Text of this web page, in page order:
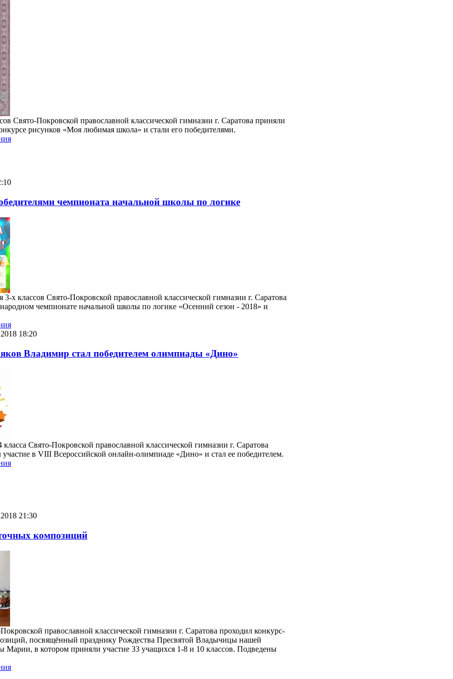
Свято-Покровской православной классической гимназии г. Саратова приняли
рисунков «Моя любимая школа» и стали его победителями.
чемпионата начальной школы по логике
3-х классов Свято-Покровской православной классической гимназии г. Саратова
чемпионате начальной школы по логике «Осенний сезон - 2018» и
18:20
Владимир стал победителем олимпиады «Дино»
Свято-Покровской православной классической гимназии г. Саратова
в VIII Всероссийской онлайн-олимпиаде «Дино» и стал ее победителем.
21:30
композиций
православной классической гимназии г. Саратова проходил конкурс-
посвящённый празднику Рождества Пресвятой Владычицы нашей
в котором приняли участие 33 учащихся 1-8 и 10 классов. Подведены